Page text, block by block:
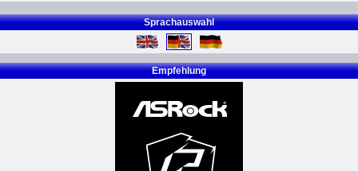
Sprachauswahl
Empfehlung